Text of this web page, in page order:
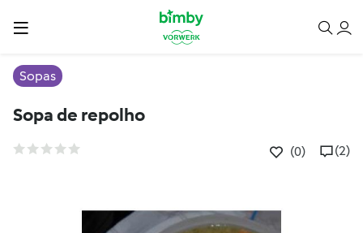
Sopas
Sopa de repolho
(0) (2)